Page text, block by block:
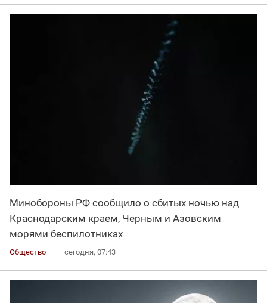
Минобороны РФ сообщило о сбитых ночью над
Краснодарским краем, Черным и Азовским
морями беспилотниках
Общество сегодня, 07:43